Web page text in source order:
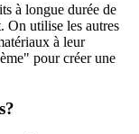
à longue durée de
On utilise les autres
à leur
pour créer une